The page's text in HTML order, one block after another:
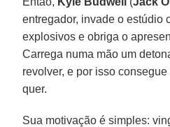
entregador, invade o estúdio
explosivos e obriga o
Carrega numa mão um
revolver, e por isso
quer.
Sua motivação é simples: